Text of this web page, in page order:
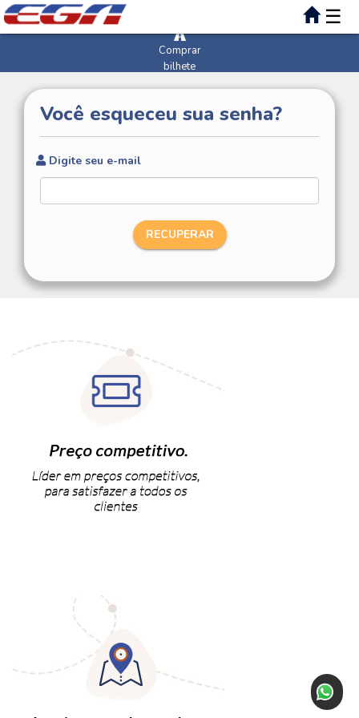
☰
Comprar
bilhete
Você esqueceu sua senha?
Digite seu e-mail
RECUPERAR